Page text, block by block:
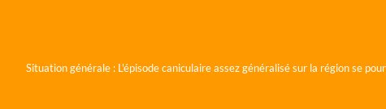
Situation générale : L'épisode caniculaire assez généralisé sur la région se